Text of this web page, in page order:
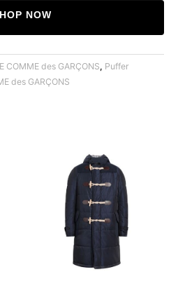
NOW
COMME des GARÇONS, Puffer
des GARÇONS